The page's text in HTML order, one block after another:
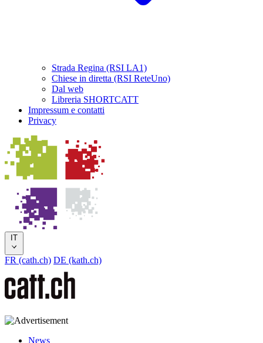
Strada Regina (RSI LA1)
Chiese in diretta (RSI ReteUno)
Dal web
Libreria SHORTCATT
Impressum e contatti
Privacy
IT
FR (cath.ch) DE (kath.ch)
News